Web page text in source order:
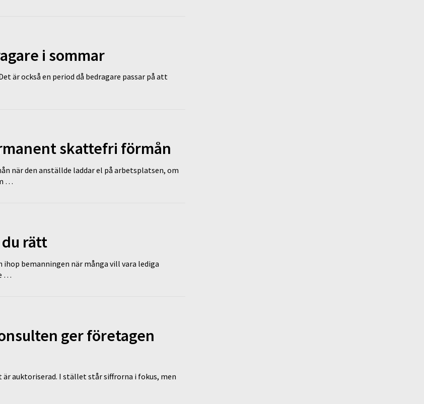
i sommar
är också en period då bedragare passar på att
skattefri förmån
när den anställde laddar el på arbetsplatsen, om
…
rätt
bemanningen när många vill vara lediga
…
ger företagen
auktoriserad. I stället står siffrorna i fokus, men